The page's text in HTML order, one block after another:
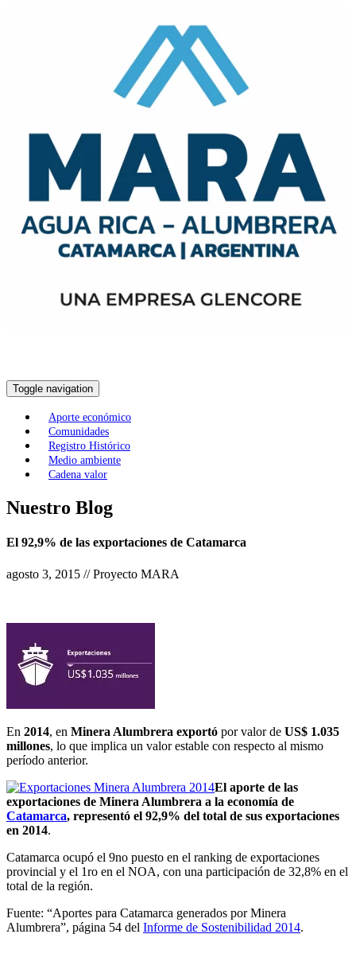
Toggle navigation
Aporte económico
Comunidades
Registro Histórico
Medio ambiente
Cadena valor
Nuestro Blog
El 92,9% de las exportaciones de Catamarca
agosto 3, 2015 // Proyecto MARA
En 2014, en Minera Alumbrera exportó por valor de US$ 1.035
millones, lo que implica un valor estable con respecto al mismo
período anterior.
El aporte de las
exportaciones de Minera Alumbrera a la economía de
Catamarca, representó el 92,9% del total de sus exportaciones
en 2014.
Catamarca ocupó el 9no puesto en el ranking de exportaciones
provincial y el 1ro en el NOA, con una participación de 32,8% en el
total de la región.
Fuente: “Aportes para Catamarca generados por Minera
Alumbrera”, página 54 del Informe de Sostenibilidad 2014.